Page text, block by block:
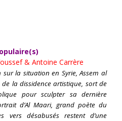
& Antoine Carrère
sur la situation en Syrie, Assem al
la dissidence artistique, sort de
pour sculpter sa dernière
d’Al Maari, grand poète du
vers désabusés restent d’une